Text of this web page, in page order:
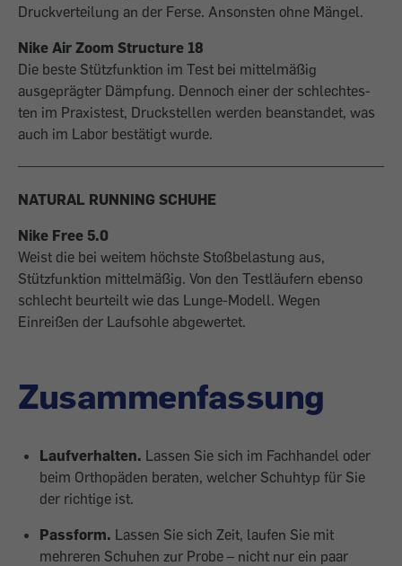
Druckverteilung an der Ferse. Ansons­ten ohne Mängel.
Nike Air Zoom Structure 18
Die beste Stützfunktion im Test bei mittel­mäßig
ausgeprägter Dämpfung. Dennoch einer der schlech­tes­
ten im Praxis­test, Druckstellen werden beanstan­det, was
auch im Labor bestätigt wurde.
NATURAL RUNNING SCHUHE
Nike Free 5.0
Weist die bei weitem höchste Stoßbelastung aus,
Stützfunktion mittelmäßig. Von den ­Testläufern ebenso
schlecht beurteilt wie das Lunge-Modell. Wegen
Einreißen der Laufsohle abge­wertet.
Zusammenfassung
Laufverhalten. Lassen Sie sich im Fachhandel oder
beim Orthopäden beraten, welcher Schuhtyp für Sie
der richtige ist.
Passform. Lassen Sie sich Zeit, laufen Sie mit
mehreren Schuhen zur Probe – nicht nur ein paar